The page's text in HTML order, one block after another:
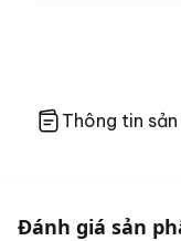
Thông tin
Tính năng
Đánh giá sản